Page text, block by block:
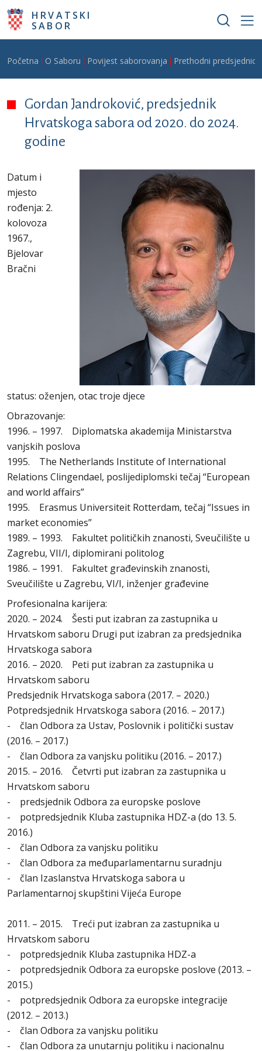
Skoči na glavni sadržaj
HRVATSKI
SABOR
Breadcrumb
Početna O Saboru Povijest saborovanja Prethodni predsjednici
Gordan Jandroković, predsjednik
Hrvatskoga sabora od 2020. do 2024.
godine
Datum i
mjesto
rođenja: 2.
kolovoza
1967.,
Bjelovar
Bračni
status: oženjen, otac troje djece
Obrazovanje:
1996. – 1997. Diplomatska akademija Ministarstva
vanjskih poslova
1995. The Netherlands Institute of International
Relations Clingendael, poslijediplomski tečaj “European
and world affairs”
1995. Erasmus Universiteit Rotterdam, tečaj “Issues in
market economies”
1989. – 1993. Fakultet političkih znanosti, Sveučilište u
Zagrebu, VII/I, diplomirani politolog
1986. – 1991. Fakultet građevinskih znanosti,
Sveučilište u Zagrebu, VI/I, inženjer građevine
Profesionalna karijera:
2020. – 2024. Šesti put izabran za zastupnika u
Hrvatskom saboru Drugi put izabran za predsjednika
Hrvatskoga sabora
2016. – 2020. Peti put izabran za zastupnika u
Hrvatskom saboru
Predsjednik Hrvatskoga sabora (2017. – 2020.)
Potpredsjednik Hrvatskoga sabora (2016. – 2017.)
- član Odbora za Ustav, Poslovnik i politički sustav
(2016. – 2017.)
- član Odbora za vanjsku politiku (2016. – 2017.)
2015. – 2016. Četvrti put izabran za zastupnika u
Hrvatskom saboru
- predsjednik Odbora za europske poslove
- potpredsjednik Kluba zastupnika HDZ-a (do 13. 5.
2016.)
- član Odbora za vanjsku politiku
- član Odbora za međuparlamentarnu suradnju
- član Izaslanstva Hrvatskoga sabora u
Parlamentarnoj skupštini Vijeća Europe
2011. – 2015. Treći put izabran za zastupnika u
Hrvatskom saboru
- potpredsjednik Kluba zastupnika HDZ-a
- potpredsjednik Odbora za europske poslove (2013. –
2015.)
- potpredsjednik Odbora za europske integracije
(2012. – 2013.)
- član Odbora za vanjsku politiku
- član Odbora za unutarnju politiku i nacionalnu